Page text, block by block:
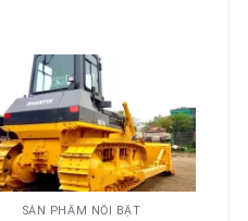
SẢN PHẨM NỔI BẬT